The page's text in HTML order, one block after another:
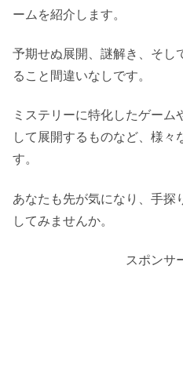
ームを紹介します。
予期せぬ展開、謎解き、そし
ること間違いなしです。
ミステリーに特化したゲーム
して展開するものなど、様々
す。
あなたも先が気になり、手探
してみませんか。
スポンサ